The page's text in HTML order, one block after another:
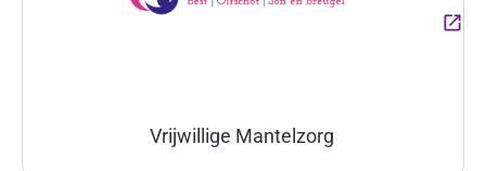
Vrijwillige Mantelzorg